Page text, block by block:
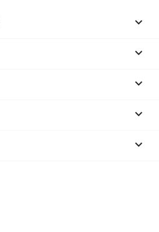




keyboard_arrow_down